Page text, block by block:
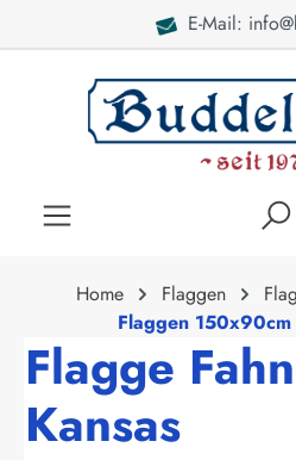
E-Mail:
Home Flaggen
Flaggen
Flagge
Kansas